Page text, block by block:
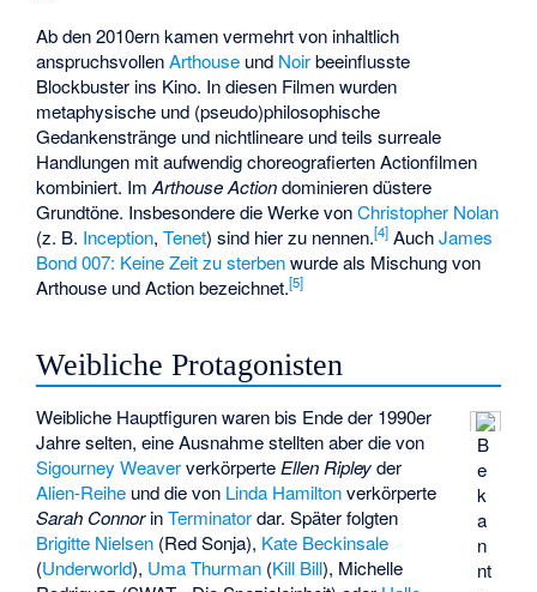
Ab den 2010ern kamen vermehrt von inhaltlich
anspruchsvollenArthouse und Noirbeeinflusste
Blockbuster ins Kino. In diesen Filmen wurden
metaphysische und (pseudo)philosophische
Gedankenstränge und nichtlineare und teils surreale
Handlungen mit aufwendig choreografierten Actionfilmen
kombiniert. ImArthouse Actiondominieren düstere
Grundtöne. Insbesondere die Werke vonChristopher Nolan
(z. B. Inception,Tenet) sind hier zu nennen.[4] AuchJames
Bond 007: Keine Zeit zu sterbenwurde als Mischung von
Arthouse und Action bezeichnet.[5]
Weibliche Protagonisten
B
e
k
a
n
nt
Weibliche Hauptfiguren waren bis Ende der 1990er
Jahre selten, eine Ausnahme stellten aber die von
Sigourney Weaververkörperte Ellen Ripleyder
Alien-Reihe und die von Linda Hamiltonverkörperte
Sarah ConnorinTerminatordar. Später folgten
Brigitte Nielsen (Red Sonja), Kate Beckinsale
(Underworld), Uma Thurman (Kill Bill), Michelle